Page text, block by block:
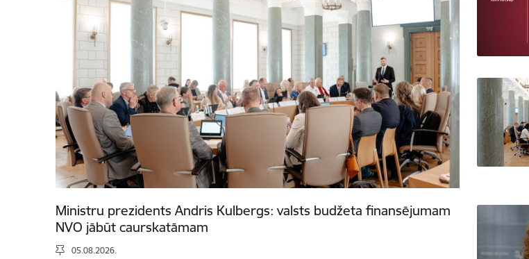
Ministru prezidents Andris Kulbergs: valsts budžeta finansējumam
NVO jābūt caurskatāmam
05.08.2026.